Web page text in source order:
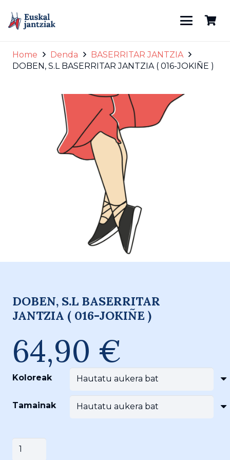
Home Denda
BASERRITAR JANTZIA
DOBEN, S.L BASERRITAR JANTZIA ( 016-JOKIÑE )
DOBEN, S.L BASERRITAR
JANTZIA ( 016-JOKIÑE )
64,90 €
Koloreak
Tamainak